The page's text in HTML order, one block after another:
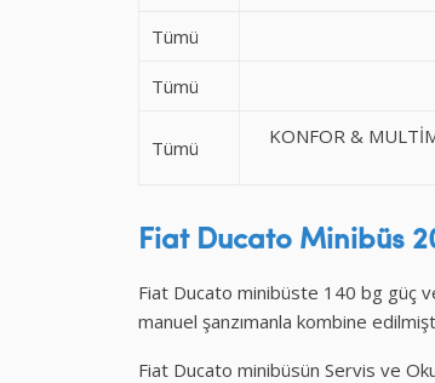
Tümü
Tümü
Tümü
KONFOR &
Fiat Ducato Minibüs
Fiat Ducato minibüste 140 bg güç
manuel şanzımanla kombine
Fiat Ducato minibüsün Servis ve